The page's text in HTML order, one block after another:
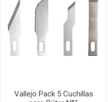
Vallejo Pack 5 Cuchillas